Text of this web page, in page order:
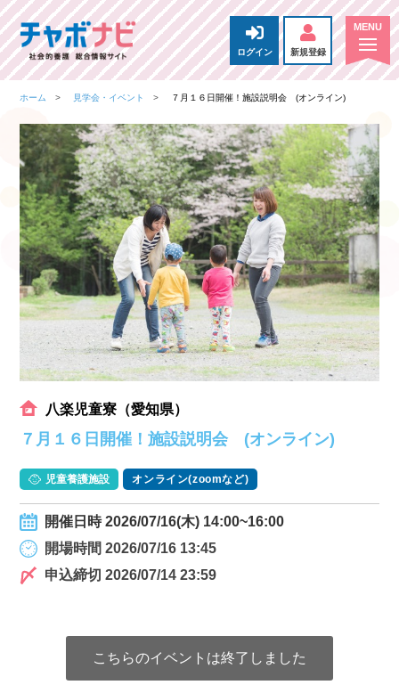
ログイン 新規登録
ホーム 見学会・イベント ７月１６日開催！施設説明会 (オンライン)
八楽児童寮（愛知県）
７月１６日開催！施設説明会 (オンライン)
児童養護施設 オンライン(zoomなど)
開催日時 2026/07/16(木) 14:00~16:00
開場時間 2026/07/16 13:45
申込締切 2026/07/14 23:59
こちらのイベントは終了しました